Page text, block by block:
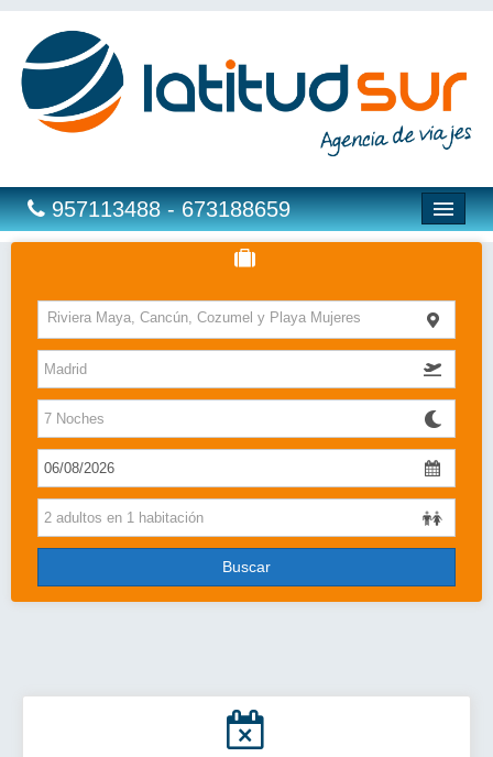
957113488 - 673188659
Hoteles
Costas
Islas
Caribe
Bahia Principe
Cruceros
Grandes Viajes
Más..
Riviera Maya, Cancún, Cozumel y Playa Mujeres
Buscar